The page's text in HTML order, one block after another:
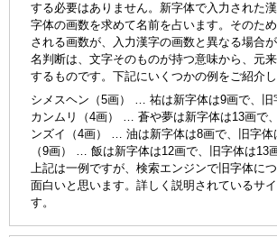
する必要はありません。新字体で入力された
字体の画数を求めて名前を占います。そのた
される画数が、入力漢字の画数と異なる場合
名判断は、文字そのものが持つ意味から、元
するものです。下記にいくつかの例をご紹介し
シメスヘン（5画） … 祐は新字体は9画で、旧
カンムリ（4画） … 蒼や夢は新字体は13画で
ンズイ（4画） … 油は新字体は8画で、旧字体
（9画） … 飯は新字体は12画で、旧字体は13
上記は一例ですが、検索エンジンで旧字体に
面白いと思います。詳しく説明されているサ
す。